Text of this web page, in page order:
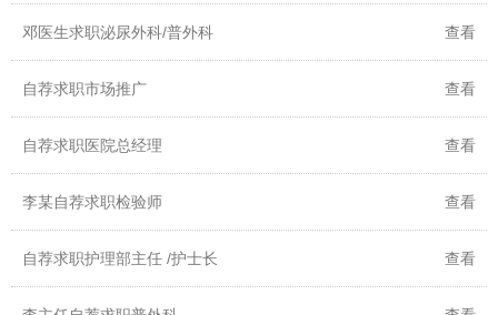
查看
邓医生求职泌尿外科/普外科
查看
自荐求职市场推广
查看
自荐求职医院总经理
查看
李某自荐求职检验师
查看
自荐求职护理部主任 /护士长